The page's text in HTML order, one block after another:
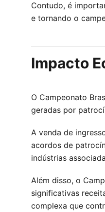
Contudo, é
e tornando o
Impacto
O Campeonato
geradas por
A venda de
acordos de
indústrias
Além disso, o
significativas
complexa que